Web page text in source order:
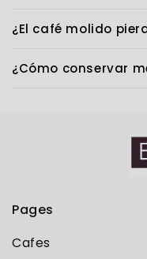
¿El café molido
¿Cómo conservar
Pages
Cafes